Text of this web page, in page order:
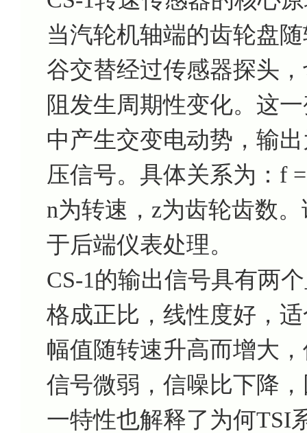
当汽轮机轴端的齿轮盘
谷交替经过传感器探头
阻发生周期性变化。这
中产生交变电动势，输
压信号。具体关系为：f
n为转速，z为齿轮齿数
于后端仪表处理。
CS-1的输出信号具有两
格成正比，线性度好，
幅值随转速升高而增大
信号微弱，信噪比下降
一特性也解释了为何TSI